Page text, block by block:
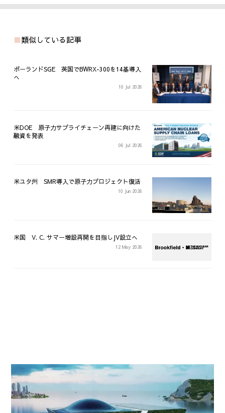
類似している記事
ポーランドSGE 英国でBWRX-300を14基導入
へ
10 Jul 2026
米DOE 原子力サプライチェーン再建に向けた
融資を発表
06 Jul 2026
米ユタ州 SMR導入で原子力プロジェクト復活
10 Jun 2026
米国 V. C. サマー増設再開を目指しJV設立へ
12 May 2026